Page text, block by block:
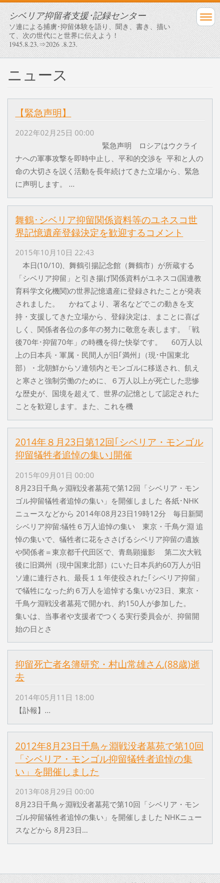
シベリア抑留者支援･記録センター
ソ連による捕虜･抑留体験を語り、聞き、書き、描い
て、次の世代にと世界に伝えよう！
1945.8.23.⇒2026 .8.23.
ニュース
【緊急声明】
2022年02月25日 00:00
緊急声明 ロシアはウクライ
ナへの軍事攻撃を即時中止し、平和的交渉を 平和と人の
命の大切さを説く活動を長年続けてきた立場から、緊急
に声明します。 ...
舞鶴･シベリア抑留関係資料等のユネスコ世
界記憶遺産登録決定を歓迎するコメント
2015年10月10日 22:43
本日(10/10)、舞鶴引揚記念館（舞鶴市）が所蔵する
「シベリア抑留」と引き揚げ関係資料がユネスコ(国連教
育科学文化機関)の世界記憶遺産に登録されたことが発表
されました。 かねてより、署名などでこの動きを支
持・支援してきた立場から、登録決定は、まことに喜ば
しく、関係者各位の多年の努力に敬意を表します。「戦
後70年･抑留70年」の時機を得た快挙です。 60万人以
上の日本兵・軍属・民間人が旧｢満州｣（現･中国東北
部）・北朝鮮からソ連領内とモンゴルに移送され、飢え
と寒さと強制労働のために、６万人以上が死亡した悲惨
な歴史が、国境を超えて、世界の記憶として認定された
ことを歓迎します。また、これを機
2014年８月23日第12回｢シベリア・モンゴル
抑留犠牲者追悼の集い｣開催
2015年09月01日 00:00
8月23日千鳥ヶ淵戦没者墓苑で第12回「シベリア・モン
ゴル抑留犠牲者追悼の集い」を開催しました 各紙･NHK
ニュースなどから 2014年08月23日19時12分 毎日新聞
シベリア抑留:犠牲６万人追悼の集い 東京・千鳥ケ淵 追
悼の集いで、犠牲者に花をささげるシベリア抑留の遺族
や関係者＝東京都千代田区で、青島顕撮影 第二次大戦
後に旧満州（現中国東北部）にいた日本兵約60万人が旧
ソ連に連行され、最長１１年使役された｢シベリア抑留」
で犠牲になった約６万人を追悼する集いが23日、東京・
千鳥ケ淵戦没者墓苑で開かれ、約150人が参加した。
集いは、当事者や支援者でつくる実行委員会が、抑留開
始の日とさ
抑留死亡者名簿研究・村山常雄さん(88歳)逝
去
2014年05月11日 18:00
【訃報】...
2012年8月23日千鳥ヶ淵戦没者墓苑で第10回
「シベリア・モンゴル抑留犠牲者追悼の集
い」を開催しました
2013年08月29日 00:00
8月23日千鳥ヶ淵戦没者墓苑で第10回「シベリア・モン
ゴル抑留犠牲者追悼の集い」を開催しました NHKニュー
スなどから 8月23日...